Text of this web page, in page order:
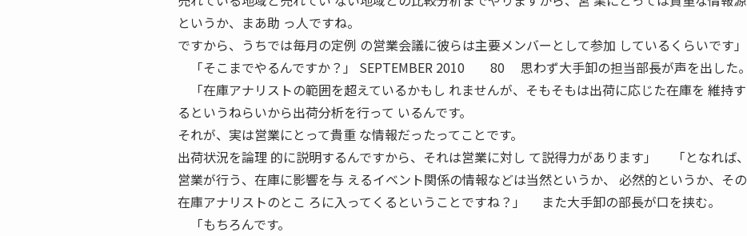
というか、まあ助 っ人ですね。
ですから、うちでは毎月の定例 の営業会議に彼らは主要メンバーとして参加 しているくらいです」
「そこまでやるんですか？」 SEPTEMBER 2010 80 思わず大手卸の担当部長が声を出した。
「在庫アナリストの範囲を超えているかもし れませんが、そもそもは出荷に応じた在庫を 維持す
るというねらいから出荷分析を行って いるんです。
それが、実は営業にとって貴重 な情報だったってことです。
出荷状況を論理 的に説明するんですから、それは営業に対し て説得力があります」 「となれば、
営業が行う、在庫に影響を与 えるイベント関係の情報などは当然というか、 必然的というか、その
在庫アナリストのとこ ろに入ってくるということですね？」 また大手卸の部長が口を挟む。
「もちろんです。